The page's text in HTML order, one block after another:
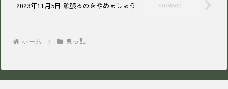
2023年11月5日 頑張るのをやめましょう
ホーム 鬼っ記